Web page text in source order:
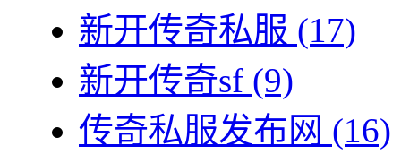
新开传奇私服 (17)
新开传奇sf (9)
传奇私服发布网 (16)